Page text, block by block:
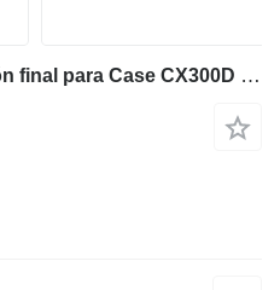
Case LN003630 transmisión final para Case CX300D CX300DLC CX300DNLC excavadora